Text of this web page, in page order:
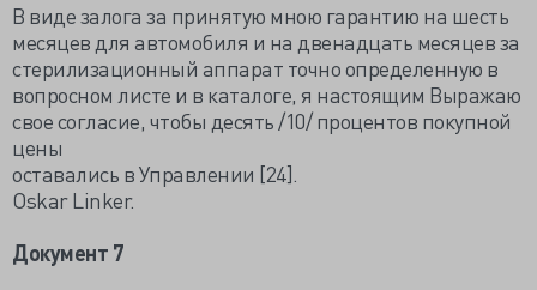
В виде залога за принятую мною гарантию на шесть
месяцев для автомобиля и на двенадцать месяцев за
стерилизационный аппарат точно определенную в
вопросном листе и в каталоге, я настоящим Выражаю
свое согласие, чтобы десять /10/ процентов покупной
цены
оставались в Управлении [24].
Oskar Linker.
Документ 7